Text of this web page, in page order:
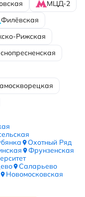
МЦД-2
Филёвская
Рижская
Охотный Ряд
Фрунзенская
Саларьево
Новомосковская